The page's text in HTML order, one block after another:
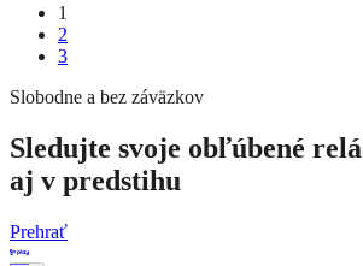
1
2
3
Slobodne a bez záväzkov
Sledujte svoje obľúbené
aj v predstihu
Prehrať